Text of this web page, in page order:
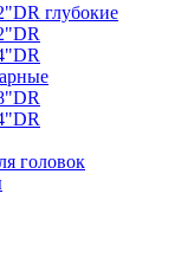
глубокие
головок